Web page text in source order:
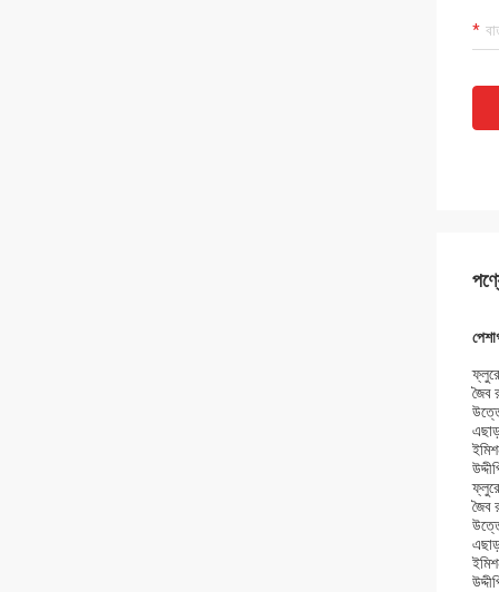
জৈব
জৈব